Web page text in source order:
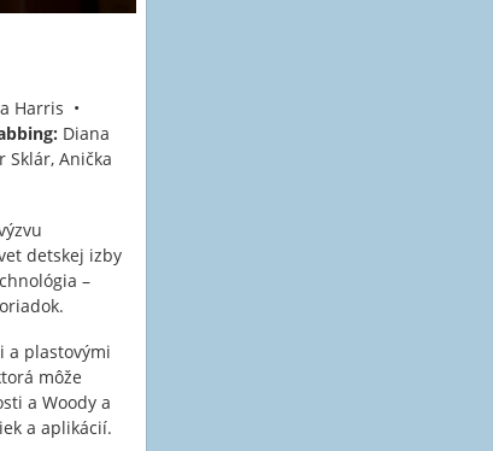
Harris •
Diana
Sklár, Anička
detskej izby
–
a plastovými
môže
a Woody a
a aplikácií.